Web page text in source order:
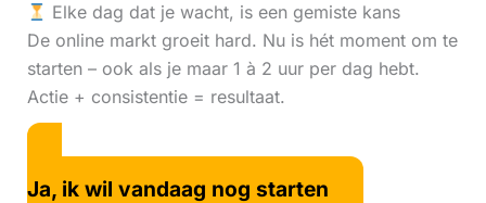
Elke dag dat je wacht, is een gemiste kans
De online markt groeit hard. Nu is hét moment om te
starten – ook als je maar 1 à 2 uur per dag hebt.
Actie + consistentie = resultaat.
Ja, ik wil vandaag nog starten